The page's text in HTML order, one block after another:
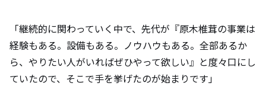
「継続的に関わっていく中で、先代が『原木椎茸の事業は
経験もある。設備もある。ノウハウもある。全部あるか
ら、やりたい人がいればぜひやって欲しい』と度々口にし
ていたので、そこで手を挙げたのが始まりです」